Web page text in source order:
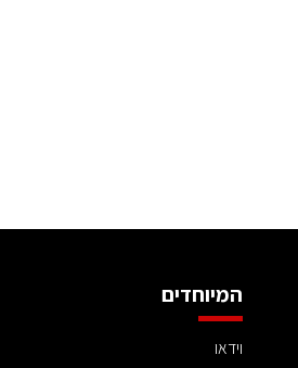
המיוחדים
וידאו